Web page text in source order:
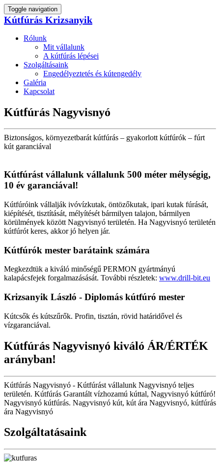
Toggle navigation
Kútfúrás Krizsanyik
Rólunk
Mit vállalunk
A kútfúrás lépései
Szolgáltásaink
Engedélyeztetés és kútengedély
Galéria
Kapcsolat
Kútfúrás Nagyvisnyó
Biztonságos, környezetbarát kútfúrás – gyakorlott kútfúrók – fúrt
kút garanciával
Kútfúrást vállalunk vállalunk 500 méter mélységig,
10 év garanciával!
Kútfúróink vállalják ivóvízkutak, öntözőkutak, ipari kutak fúrását,
kiépítését, tisztítását, mélyítését bármilyen talajon, bármilyen
körülmények között Nagyvisnyó területén. Ha Nagyvisnyó területén
kútfúrót keres, akkor jó helyen jár.
Kútfúrók mester barátaink számára
Megkezdtük a kiváló minőségű PERMON gyártmányú
kalapácsfejek forgalmazásását. További részletek: www.drill-bit.eu
Krizsanyik László - Diplomás kútfúró mester
Kútcsők és kútszűrők. Profin, tisztán, rövid határidővel és
vízgaranciával.
Kútfúrás Nagyvisnyó kiváló ÁR/ÉRTÉK
arányban!
Kútfúrás Nagyvisnyó - Kútfúrást vállalunk Nagyvisnyó teljes
területén. Kútfúrás Garantált vízhozamú kúttal, Nagyvisnyó kútfúró!
Nagyvisnyó kútfúrás. Nagyvisnyó kút, kút ára Nagyvisnyó, kútfúrás
ára Nagyvisnyó
Szolgáltatásaink